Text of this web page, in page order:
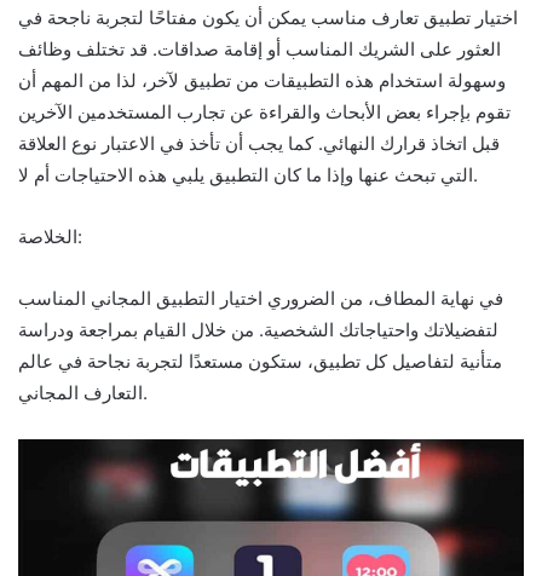
اختيار تطبيق تعارف مناسب يمكن أن يكون مفتاحًا لتجربة ناجحة في
العثور على الشريك المناسب أو إقامة صداقات. قد تختلف وظائف
وسهولة استخدام هذه التطبيقات من تطبيق لآخر، لذا من المهم أن
تقوم بإجراء بعض الأبحاث والقراءة عن تجارب المستخدمين الآخرين
قبل اتخاذ قرارك النهائي. كما يجب أن تأخذ في الاعتبار نوع العلاقة
التي تبحث عنها وإذا ما كان التطبيق يلبي هذه الاحتياجات أم لا.
الخلاصة:
في نهاية المطاف، من الضروري اختيار التطبيق المجاني المناسب
لتفضيلاتك واحتياجاتك الشخصية. من خلال القيام بمراجعة ودراسة
متأنية لتفاصيل كل تطبيق، ستكون مستعدًا لتجربة نجاحة في عالم
التعارف المجاني.